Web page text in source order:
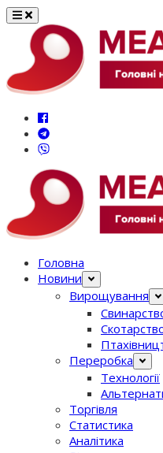
Перейти
вмісту
Головна
Новини
Вирощування
Переробка
Технології
Торгівля
Статистика
Аналітика